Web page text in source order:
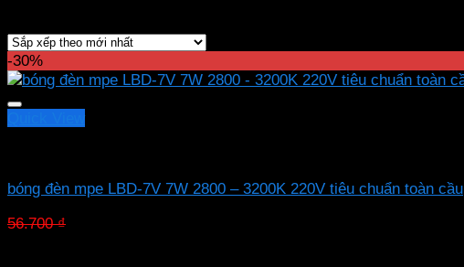
-30%
bóng đèn mpe LBD-7V 7W 2800 – 3200K 220V tiêu chuẩn toàn cầu
56.700₫